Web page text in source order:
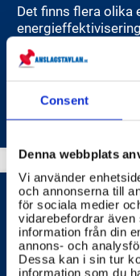
Consent
Denna webbplats
Vi använder
och annonserna till
för sociala medier
vidarebefordrar även
information från din
annons- och
Dessa kan i sin tur
information som du
Det finns flera
från kommunerna.
Hur kan jag